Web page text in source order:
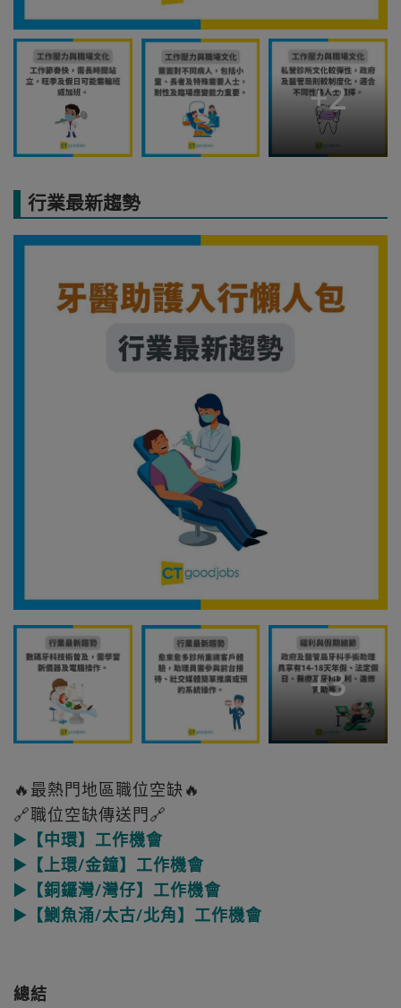
+2
行業最新趨勢
+3
🔥最熱門地區職位空缺🔥
🔗職位空缺傳送門🔗
▶️【中環】工作機會
▶️【上環/金鐘】工作機會
▶️【銅鑼灣/灣仔】工作機會
▶️【鰂魚涌/太古/北角】工作機會
總結